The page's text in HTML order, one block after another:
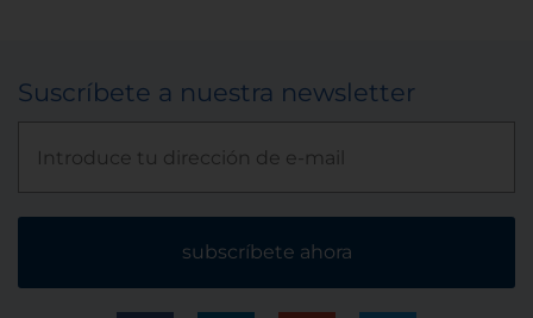
Suscríbete a nuestra newsletter
subscríbete ahora